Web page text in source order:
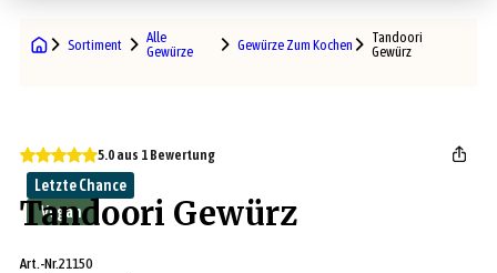
Sortiment
Alle
Gewürze
Gewürze Zum Kochen
Tandoori
Gewürz
Letzte Chance
Vegan
5.0 aus 1 Bewertung
Tandoori Gewürz
Art.-Nr.21150